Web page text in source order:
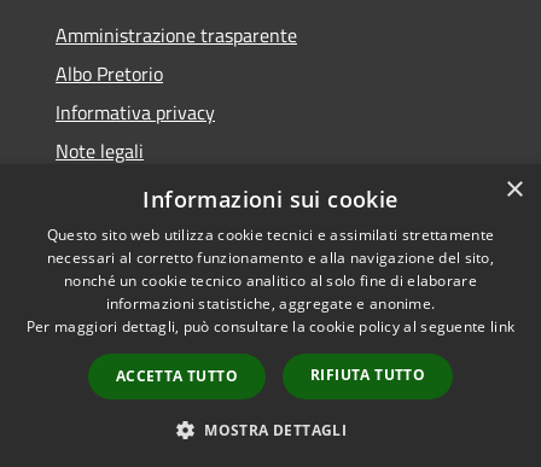
Amministrazione trasparente
Albo Pretorio
Informativa privacy
Note legali
Dichiarazione di accessibilità
Accessibilità
Copyright © 2026 • Comune di
Loano • Powered by
Municipium•
Accesso
redazione
×
Informazioni sui cookie
Questo sito web utilizza cookie tecnici e assimilati strettamente
necessari al corretto funzionamento e alla navigazione del sito,
nonché un cookie tecnico analitico al solo fine di elaborare
informazioni statistiche, aggregate e anonime.
Per maggiori dettagli, può consultare la cookie policy al seguente link
ACCETTA TUTTO RIFIUTA TUTTO
MOSTRA DETTAGLI